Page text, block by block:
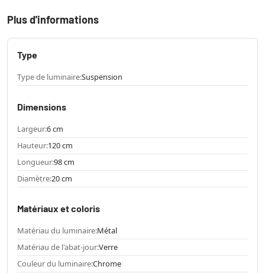
Plus d'informations
Type
Type de luminaire:Suspension
Dimensions
Largeur:6 cm
Hauteur:120 cm
Longueur:98 cm
Diamètre:20 cm
Matériaux et coloris
Matériau du luminaire:Métal
Matériau de l'abat-jour:Verre
Couleur du luminaire:Chrome